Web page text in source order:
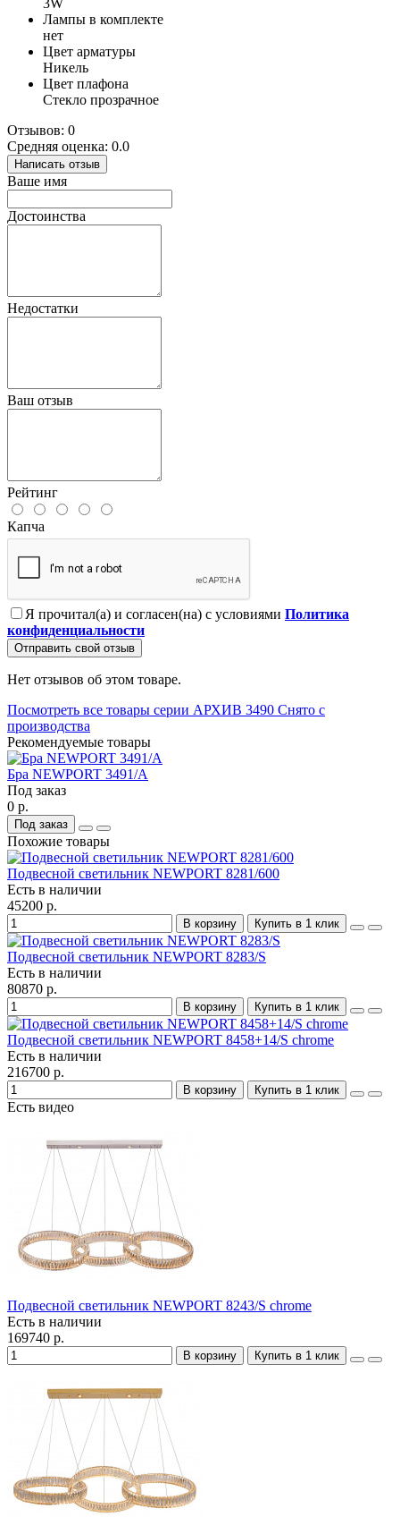
3W
Лампы в комплекте
нет
Цвет арматуры
Никель
Цвет плафона
Стекло прозрачное
Отзывов: 0
Средняя оценка: 0.0
Написать отзыв
Ваше имя
Достоинства
Недостатки
Ваш отзыв
Рейтинг
Капча
Я прочитал(а) и согласен(на) с условиями Политика
конфиденциальности
Отправить свой отзыв
Нет отзывов об этом товаре.
Посмотреть все товары серии АРХИВ 3490 Снято с
производства
Рекомендуемые товары
Бра NEWPORT 3491/A
Под заказ
0 р.
Под заказ
Похожие товары
Подвесной светильник NEWPORT 8281/600
Есть в наличии
45200 р.
В корзину Купить в 1 клик
Подвесной светильник NEWPORT 8283/S
Есть в наличии
80870 р.
В корзину Купить в 1 клик
Подвесной светильник NEWPORT 8458+14/S chrome
Есть в наличии
216700 р.
В корзину Купить в 1 клик
Есть видео
Подвесной светильник NEWPORT 8243/S chrome
Есть в наличии
169740 р.
В корзину Купить в 1 клик